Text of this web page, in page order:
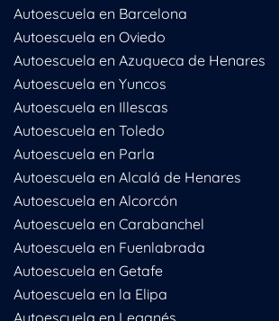
Autoescuela en Barcelona
Autoescuela en Oviedo
Autoescuela en Azuqueca de Henares
Autoescuela en Yuncos
Autoescuela en Illescas
Autoescuela en Toledo
Autoescuela en Parla
Autoescuela en Alcalá de Henares
Autoescuela en Alcorcón
Autoescuela en Carabanchel
Autoescuela en Fuenlabrada
Autoescuela en Getafe
Autoescuela en la Elipa
Autoescuela en Leganés